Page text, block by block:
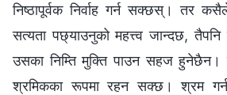
निष्ठापूर्वक निर्वाह गर्न सक्छस्। तर
सत्यता पछ्याउनुको महत्त्व जान्दछ,
उसका निम्ति मुक्ति पाउन सहज हुनेछैन।
श्रमिकका रूपमा रहन सक्छ। श्रम